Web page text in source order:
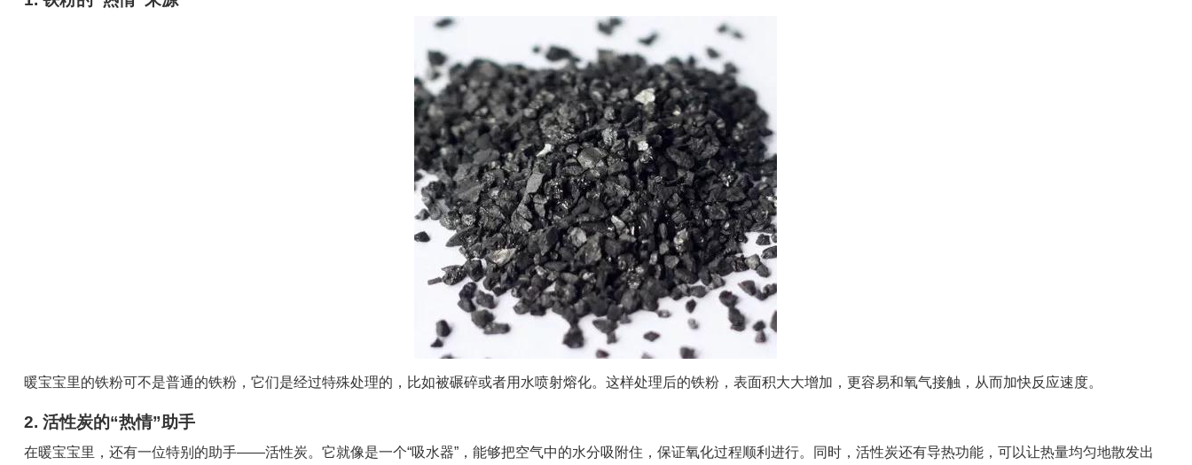
暖宝宝里的铁粉可不是普通的铁粉，它们是经过特殊处理的，比如被碾碎或者用水喷射熔化。这样处理后的铁粉，表面积大大增加，更容易和氧气接触，从而加快反应速度。
2. 活性炭的“热情”助手
在暖宝宝里，还有一位特别的助手——活性炭。它就像是一个“吸水器”，能够把空气中的水分吸附住，保证氧化过程顺利进行。同时，活性炭还有导热功能，可以让热量均匀地散发出